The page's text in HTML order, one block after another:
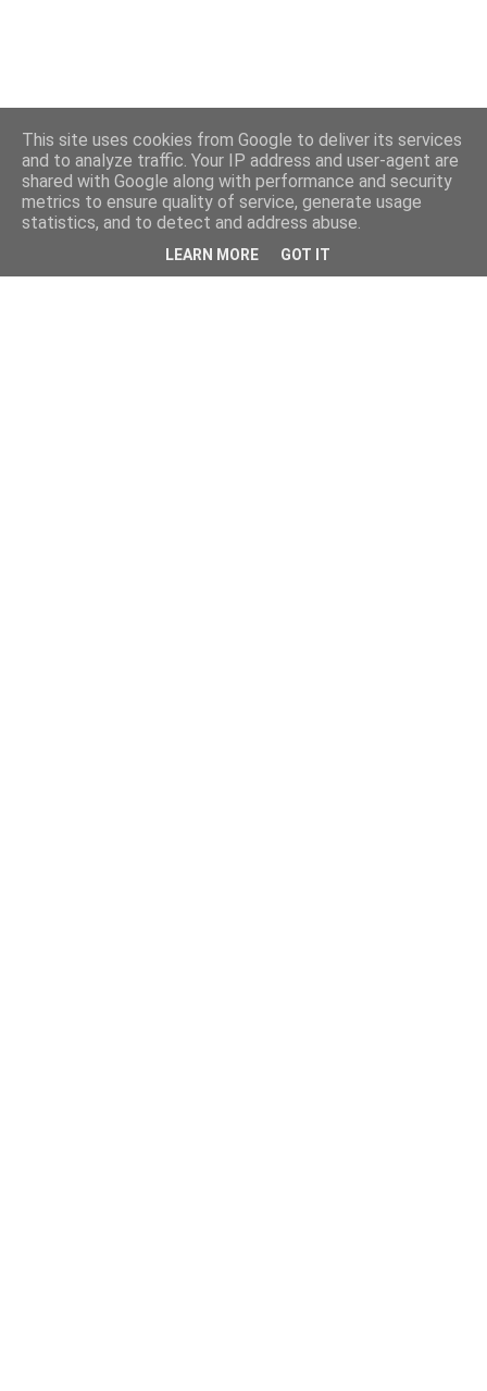
This site uses cookies from Google to deliver its services
and to analyze traffic. Your IP address and user-agent are
shared with Google along with performance and security
metrics to ensure quality of service, generate usage
statistics, and to detect and address abuse.
LEARN MORE GOT IT